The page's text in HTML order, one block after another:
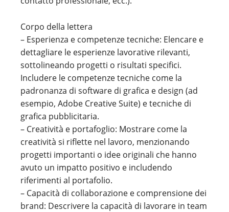
Corpo della lettera
– Esperienza e competenze tecniche: Elencare e
dettagliare le esperienze lavorative rilevanti,
sottolineando progetti o risultati specifici.
Includere le competenze tecniche come la
padronanza di software di grafica e design (ad
esempio, Adobe Creative Suite) e tecniche di
grafica pubblicitaria.
– Creatività e portafoglio: Mostrare come la
creatività si riflette nel lavoro, menzionando
progetti importanti o idee originali che hanno
avuto un impatto positivo e includendo
riferimenti al portafolio.
– Capacità di collaborazione e comprensione dei
brand: Descrivere la capacità di lavorare in team